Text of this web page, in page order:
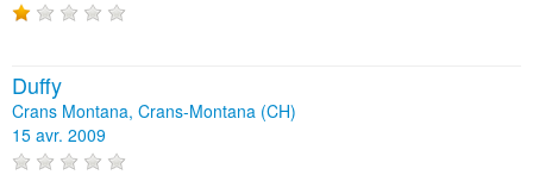
Duffy
Crans Montana, Crans-Montana (CH)
15 avr. 2009